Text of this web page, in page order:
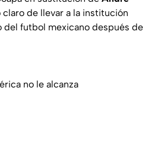
de llevar a la institución
del futbol mexicano después de
no le alcanza